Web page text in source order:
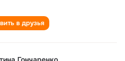
в друзья